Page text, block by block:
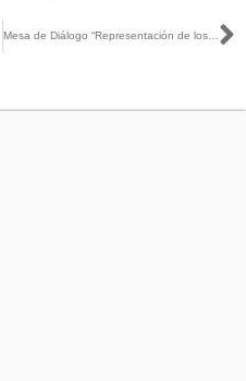
Mesa de Diálogo “Representación de los pueblos y comunidades indígenas” Proceso Electoral 2021